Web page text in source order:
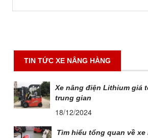
TIN TỨC XE NÂNG HÀNG
Xe nâng điện Lithium giá
trung gian
18/12/2024
Tìm hiểu tổng quan về